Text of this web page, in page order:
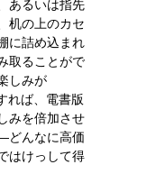
あるいは指先
机の上のカセ
に詰め込まれ
取ることがで
しみが
れば、電書版
みを倍加させ
どんなに高価
はけっして得